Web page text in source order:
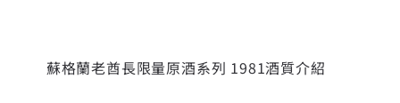
蘇格蘭老酋長限量原酒系列 1981酒質介紹